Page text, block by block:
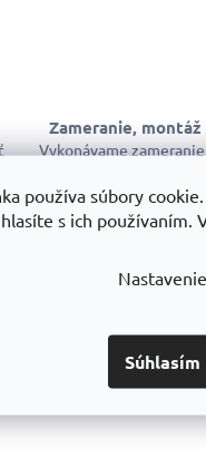
používa súbory
s ich používaním.
Nastavenie
Súhlasím
Zameranie, montáž
Vykonávame